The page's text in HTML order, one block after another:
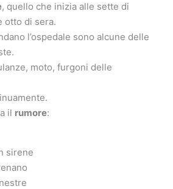
, quello che inizia alle sette di
otto di sera.
l’ospedale sono alcune delle
moto, furgoni delle
il rumore:
sirene